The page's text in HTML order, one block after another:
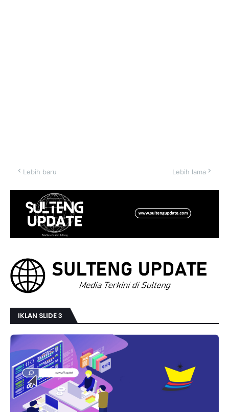
Lebih baru Lebih lama
IKLAN SLIDE 3